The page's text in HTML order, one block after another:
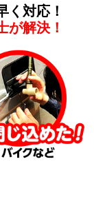
く対応！
が解決！